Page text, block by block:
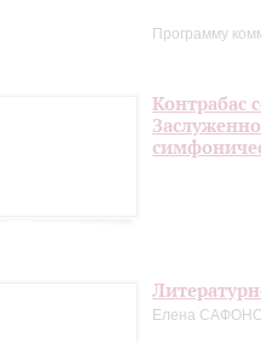
Программу
Контрабас
Елена